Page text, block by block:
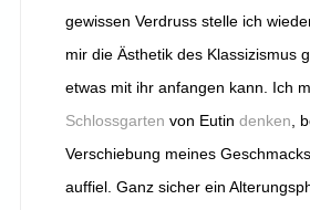
gewissen Verdruss stelle ich
mir die Ästhetik des Klassizismus
etwas mit ihr anfangen kann. Ich
Schlossgarten von Eutin denken,
Verschiebung meines
auffiel. Ganz sicher ein